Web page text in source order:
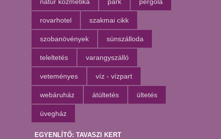
rovarhotel szakmai cikk
szobanövények sünszálloda
teleltetés varangyszálló
veteményes víz - vízpart
webáruház átültetés ültetés
üvegház
EGYENLÍTŐ: TAVASZI KERT